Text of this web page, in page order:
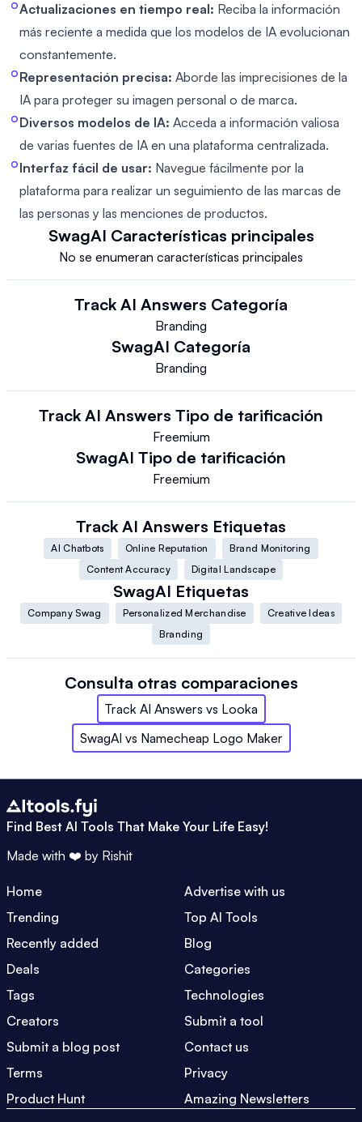
Actualizaciones en tiempo real: Reciba la información
más reciente a medida que los modelos de IA evolucionan
constantemente.
Representación precisa: Aborde las imprecisiones de la
IA para proteger su imagen personal o de marca.
Diversos modelos de IA: Acceda a información valiosa
de varias fuentes de IA en una plataforma centralizada.
Interfaz fácil de usar: Navegue fácilmente por la
plataforma para realizar un seguimiento de las marcas de
las personas y las menciones de productos.
SwagAI Características principales
No se enumeran características principales
Track AI Answers Categoría
Branding
SwagAI Categoría
Branding
Track AI Answers Tipo de tarificación
Freemium
SwagAI Tipo de tarificación
Freemium
Track AI Answers Etiquetas
AI Chatbots Online Reputation
Brand Monitoring
Content Accuracy
Digital Landscape
SwagAI Etiquetas
Company Swag Personalized Merchandise
Creative Ideas
Branding
Consulta otras comparaciones
Track AI Answers vs Looka
SwagAI vs Namecheap Logo Maker
Find Best AI Tools That Make Your Life Easy!
Made with ❤️ by Rishit
Home
Advertise with us
Trending
Top AI Tools
Recently added
Blog
Deals
Categories
Tags
Technologies
Creators
Submit a tool
Submit a blog post
Contact us
Terms
Privacy
Product Hunt
Amazing Newsletters